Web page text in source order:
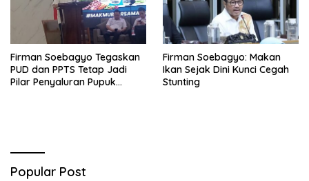
Firman Soebagyo Tegaskan
PUD dan PPTS Tetap Jadi
Pilar Penyaluran Pupuk
Firman Soebagyo: Makan
Ikan Sejak Dini Kunci Cegah
Stunting
Popular Post